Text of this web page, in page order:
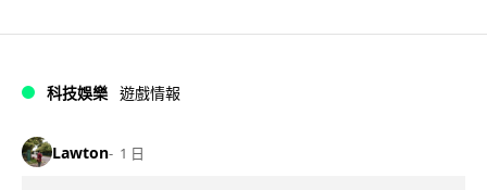
科技娛樂 遊戲情報
Lawton 1 日